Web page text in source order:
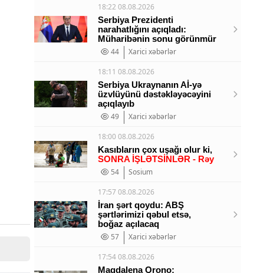
18:22 08.08.2026
Serbiya Prezidenti
narahatlığını açıqladı:
Müharibənin sonu görünmür
44
Xarici xəbərlər
18:11 08.08.2026
Serbiya Ukraynanın Aİ-yə
üzvlüyünü dəstəkləyəcəyini
açıqlayıb
49
Xarici xəbərlər
18:00 08.08.2026
Kasıbların çox uşağı olur ki,
SONRA İŞLƏTSİNLƏR - Rəy
54
Sosium
17:57 08.08.2026
İran şərt qoydu: ABŞ
şərtlərimizi qəbul etsə,
boğaz açılacaq
57
Xarici xəbərlər
17:54 08.08.2026
Maqdalena Qrono: